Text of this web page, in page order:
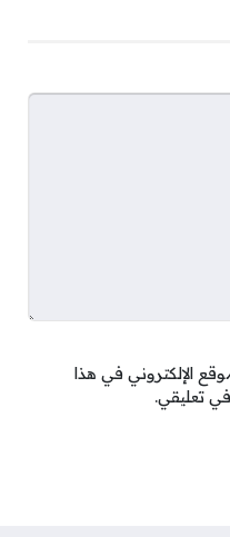
الإلكتروني في هذا
تعليقي.